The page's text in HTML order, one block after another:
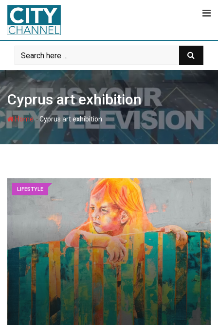
Skip
content
Cyprus art exhibition
Home-Cyprus art exhibition
LIFESTYLE